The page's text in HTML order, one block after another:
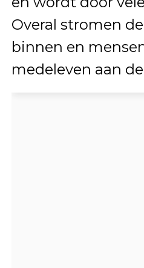
Overal stromen
binnen en
medeleven aan